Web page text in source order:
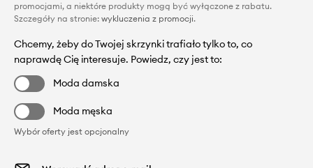
promocjami, a niektóre produkty mogą być wyłączone z rabatu.
Szczegóły na stronie: wykluczenia z promocji.
Chcemy, żeby do Twojej skrzynki trafiało tylko to, co
naprawdę Cię interesuje. Powiedz, czy jest to:
Moda damska
Moda męska
Wybór oferty jest opcjonalny